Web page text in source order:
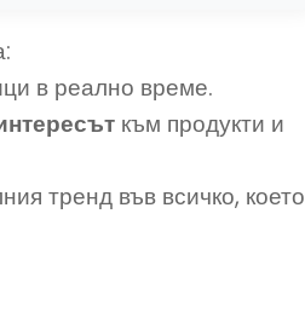
в реално време.
към продукти и
тренд във всичко, което